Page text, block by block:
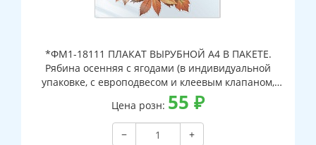
*ФМ1-18111 ПЛАКАТ ВЫРУБНОЙ А4 В ПАКЕТЕ.
Рябина осенняя с ягодами (в индивидуальной
упаковке, с европодвесом и клеевым клапаном,
двухсторонний, ВД-лак)
Цена розн: 55 ₽
−
+